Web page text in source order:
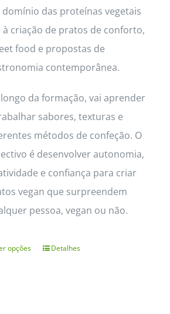
domínio das proteínas vegetais
à criação de pratos de conforto,
food e propostas de
contemporânea.
da formação, vai aprender
sabores, texturas e
métodos de confeção. O
é desenvolver autonomia,
e confiança para criar
vegan que surpreendem
pessoa, vegan ou não.
opções
ThisDetalhes